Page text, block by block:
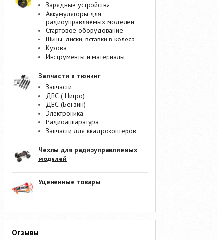
Зарядные устройства
Аккумуляторы для
радиоуправляемых моделей
Стартовое оборудование
Шины, диски, вставки в колеса
Кузова
Инструменты и материалы
Запчасти и тюнинг
Запчасти
ДВС ( Нитро)
ДВС (Бензин)
Электроника
Радиоаппаратура
Запчасти для квадрокоптеров
Чехлы для радиоуправляемых
моделей
Уцененные товары
Отзывы